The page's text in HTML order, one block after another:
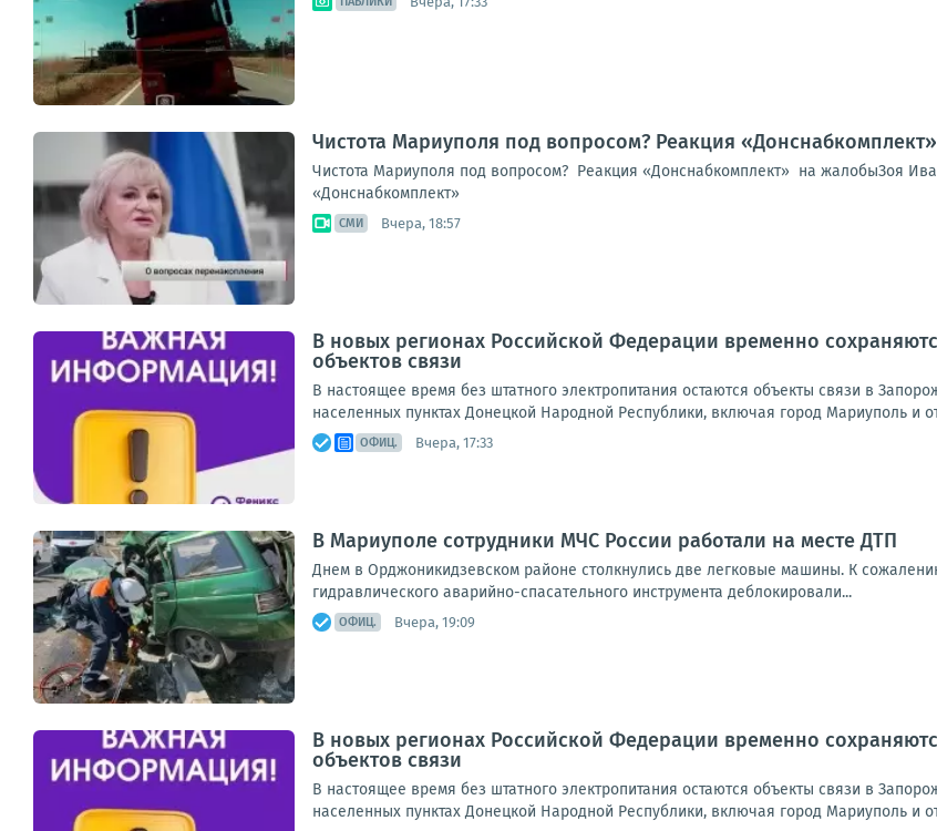
Чистота Мариуполя под вопросом? Реакция
Чистота Мариуполя под вопросом? Реакция «Донснабкомплект» на жалобыЗоя
«Донснабкомплект»
СМИ Вчера, 18:57
В новых регионах Российской Федерации временно
объектов связи
В настоящее время без штатного электропитания остаются объекты связи в
населенных пунктах Донецкой Народной Республики, включая город Мариуполь и
ОФИЦ. Вчера, 17:33
В Мариуполе сотрудники МЧС России работали на месте ДТП
Днем в Орджоникидзевском районе столкнулись две легковые машины. К
гидравлического аварийно-спасательного инструмента деблокировали...
ОФИЦ. Вчера, 19:09
В новых регионах Российской Федерации временно
объектов связи
В настоящее время без штатного электропитания остаются объекты связи в
населенных пунктах Донецкой Народной Республики, включая город Мариуполь и